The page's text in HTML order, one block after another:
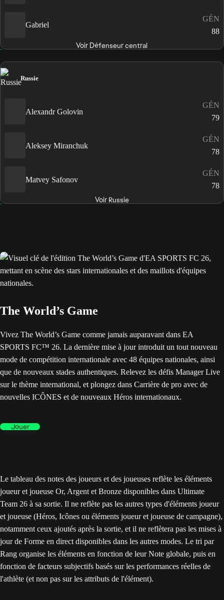
Gabriel
GÉN
88
Voir Défenseur central
Russie
Alexandr Golovin
GÉN
79
Aleksey Miranchuk
GÉN
78
Matvey Safonov
GÉN
78
Voir Russie
The World’s Game
Vivez The World’s Game comme jamais auparavant dans EA
SPORTS FC™ 26. La dernière mise à jour introduit un tout nouveau
mode de compétition internationale avec 48 équipes nationales, ainsi
que de nouveaux stades authentiques. Relevez les défis Manager Live
sur le thème international, et plongez dans Carrière de pro avec de
nouvelles ICÔNES et de nouveaux Héros internationaux.
Jouer
Le tableau des notes des joueurs et des joueuses reflète les éléments
joueur et joueuse Or, Argent et Bronze disponibles dans Ultimate
Team 26 à sa sortie. Il ne reflète pas les autres types d'éléments joueur
et joueuse (Héros, Icônes ou éléments joueur et joueuse de campagne),
notamment ceux ajoutés après la sortie, et il ne reflètera pas les mises à
jour de Forme en direct disponibles dans les autres modes. Le tri par
Rang organise les éléments en fonction de leur Note globale, puis en
fonction de facteurs subjectifs basés sur les performances réelles de
l'athlète (et non pas sur les attributs de l'élément).